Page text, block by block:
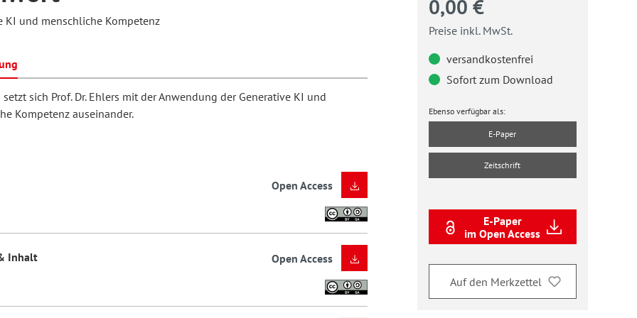
und Unterrichtsforschung
Forum
KI und menschliche Kompetenz
sich Prof. Dr. Ehlers mit der Anwendung der Generative KI und
Kompetenz auseinander.
Open Access
Inhalt Open Access
0,00 €
Preise inkl. MwSt.
versandkostenfrei
Sofort zum Download
Ebenso verfügbar als:
E-Paper
Zeitschrift
E-Paper
im Open Access
Auf den Merkzettel